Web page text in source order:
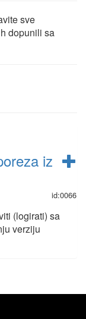
sve
dopunili sa
iz
id:0066
(logirati) sa
verziju